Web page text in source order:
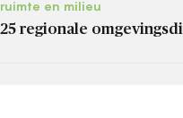
ruimte en milieu
25 regionale